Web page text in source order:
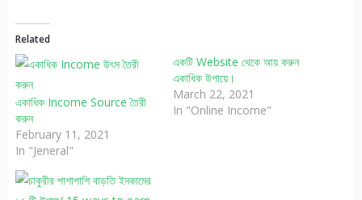
Related
একাধিক Income Source তৈরী
করুন
February 11, 2021
In "Jeneral"
একটি Website থেকে আয় করুন
একাধিক উপায়ে।
March 22, 2021
In "Online Income"